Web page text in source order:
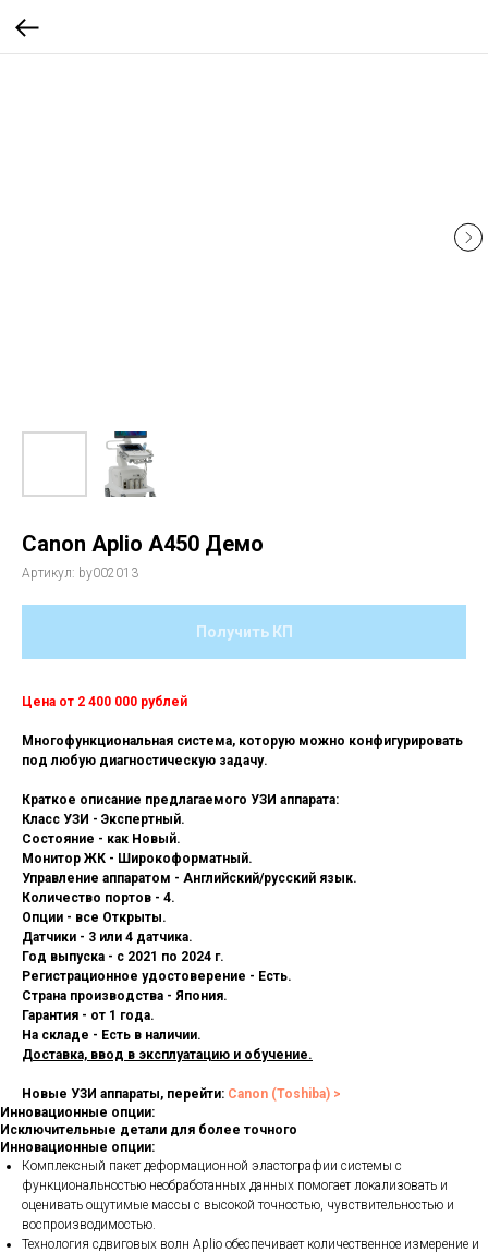
Canon Aplio A450 Демо
Артикул: by002013
Получить КП
Цена от 2 400 000 рублей
Многофункциональная система, которую можно конфигурировать
под любую диагностическую задачу.
Краткое описание предлагаемого УЗИ аппарата:
Класс УЗИ - Экспертный.
Состояние - как Новый.
Монитор ЖК - Широкоформатный.
Управление аппаратом - Английский/русский язык.
Количество портов - 4.
Опции - все Открыты.
Датчики - 3 или 4 датчика.
Год выпуска - с 2021 по 2024 г.
Регистрационное удостоверение - Есть.
Страна производства - Япония.
Гарантия - от 1 года.
На складе - Есть в наличии.
Доставка, ввод в эксплуатацию и обучение.
Новые УЗИ аппараты, перейти: Canon (Toshiba) >
Инновационные опции:
Исключительные детали для более точного
Инновационные опции:
Комплексный пакет деформационной эластографии системы с
функциональностью необработанных данных помогает локализовать и
оценивать ощутимые массы с высокой точностью, чувствительностью и
воспроизводимостью.
Технология сдвиговых волн Aplio обеспечивает количественное измерение и